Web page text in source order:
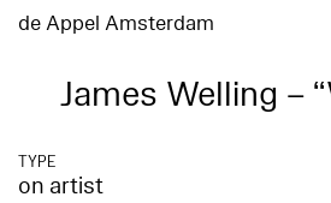
de Appel Amsterdam
James Welling –
TYPE
on artist